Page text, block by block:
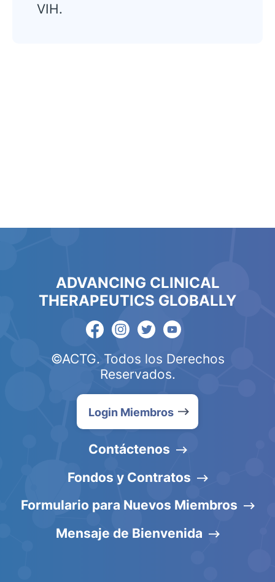
VIH.
ADVANCING CLINICAL
THERAPEUTICS GLOBALLY
©ACTG. Todos los Derechos
Reservados.
Login Miembros
Contáctenos
Fondos y Contratos
Formulario para Nuevos Miembros
Mensaje de Bienvenida